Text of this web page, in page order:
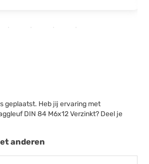
geplaatst. Heb jij ervaring met
DIN 84 M6x12 Verzinkt? Deel je
anderen